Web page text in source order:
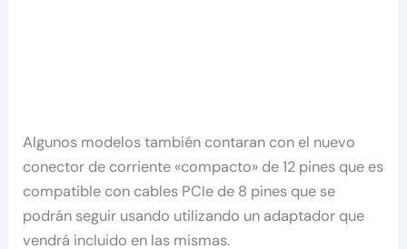
Algunos modelos también contaran con el nuevo
conector de corriente «compacto» de 12 pines que es
compatible con cables PCIe de 8 pines que se
podrán seguir usando utilizando un adaptador que
vendrá incluido en las mismas.